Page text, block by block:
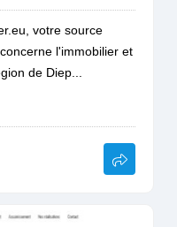
votre source
l'immobilier et
de Diep...